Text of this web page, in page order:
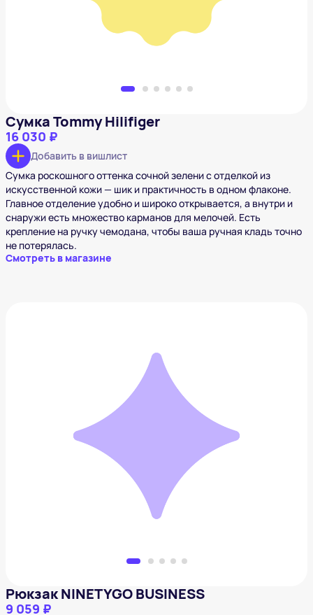
Сумка Tommy Hilifiger
16 030 ₽
Добавить в вишлист
Сумка роскошного оттенка сочной зелени с отделкой из
искусственной кожи — шик и практичность в одном флаконе.
Главное отделение удобно и широко открывается, а внутри и
снаружи есть множество карманов для мелочей. Есть
крепление на ручку чемодана, чтобы ваша ручная кладь точно
не потерялась.
Смотреть в магазине
Добавить в вишлист
Рюкзак NINETYGO BUSINESS
9 059 ₽